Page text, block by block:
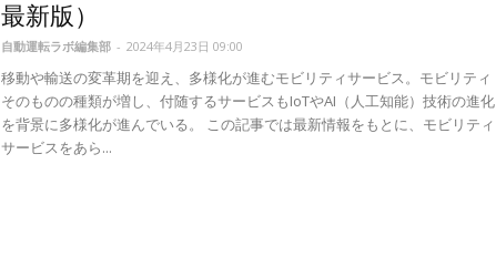
最新版）
自動運転ラボ編集部 - 2024年4月23日 09:00
移動や輸送の変革期を迎え、多様化が進むモビリティサービス。モビリティ
そのものの種類が増し、付随するサービスもIoTやAI（人工知能）技術の進化
を背景に多様化が進んでいる。 この記事では最新情報をもとに、モビリティ
サービスをあら...